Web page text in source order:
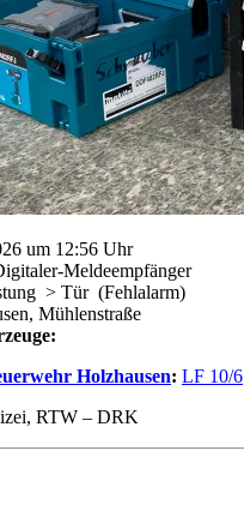
um 12:56 Uhr
Meldeempfänger
> Tür (Fehlalarm)
Mühlenstraße
Holzhausen: LF 10/6
RTW – DRK